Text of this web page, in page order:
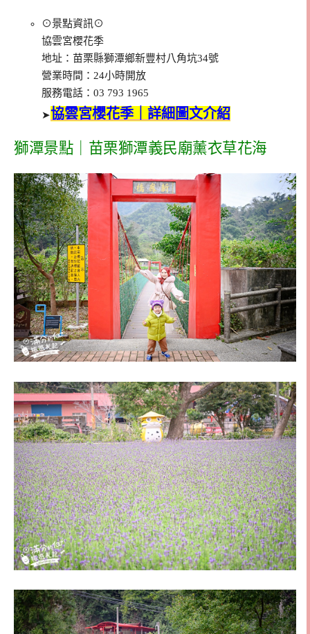
⊙景點資訊⊙
協雲宮櫻花季
地址：苗栗縣獅潭鄉新豐村八角坑34號
營業時間：24小時開放
服務電話：03 793 1965
➤協雲宮櫻花季｜詳細圖文介紹
獅潭景點｜苗栗獅潭義民廟薰衣草花海